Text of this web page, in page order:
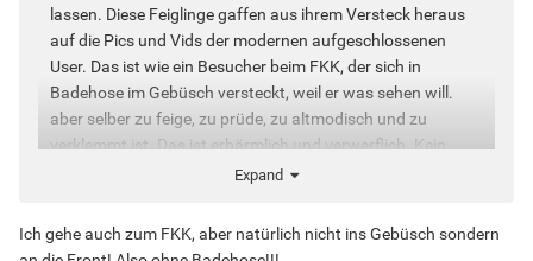
lassen. Diese Feiglinge gaffen aus ihrem Versteck heraus
auf die Pics und Vids der modernen aufgeschlossenen
User. Das ist wie ein Besucher beim FKK, der sich in
Badehose im Gebüsch versteckt, weil er was sehen will.
aber selber zu feige, zu prüde, zu altmodisch und zu
verklemmt ist. Das ist erbärmlich und verwerflich. Kein
Stolz und keine Ehre und keine eigene Meinung!
Expand
Ich gehe auch zum FKK, aber natürlich nicht ins Gebüsch sondern